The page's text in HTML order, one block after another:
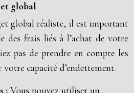
global
global réaliste, il est important
des frais liés à l’achat de votre
pas de prendre en compte les
votre capacité d’endettement.
: Vous pouvez utiliser un